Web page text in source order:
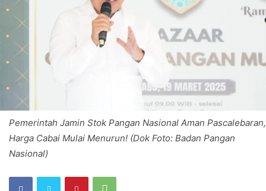
Pemerintah Jamin Stok Pangan Nasional Aman Pascalebaran,
Harga Cabai Mulai Menurun! (Dok Foto: Badan Pangan
Nasional)